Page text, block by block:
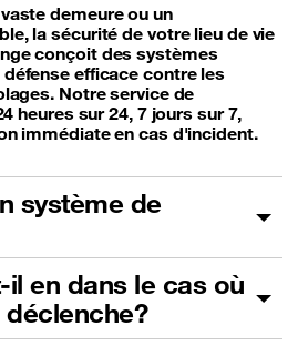
demeure ou un
la sécurité de votre lieu de vie
conçoit des systèmes
efficace contre les
Notre service de
heures sur 24, 7 jours sur 7,
immédiate en cas d'incident.
système de
il en dans le cas où